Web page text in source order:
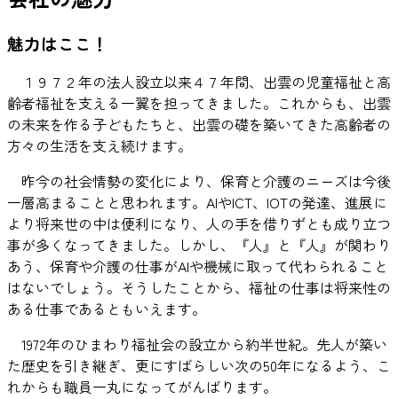
魅力はここ！
１９７２年の法人設立以来４７年間、出雲の児童福祉と高
齢者福祉を支える一翼を担ってきました。これからも、出雲
の未来を作る子どもたちと、出雲の礎を築いてきた高齢者の
方々の生活を支え続けます。
昨今の社会情勢の変化により、保育と介護のニーズは今後
一層高まることと思われます。AIやICT、IOTの発達、進展に
より将来世の中は便利になり、人の手を借りずとも成り立つ
事が多くなってきました。しかし、『人』と『人』が関わり
あう、保育や介護の仕事がAIや機械に取って代わられること
はないでしょう。そうしたことから、福祉の仕事は将来性の
ある仕事であるともいえます。
1972年のひまわり福祉会の設立から約半世紀。先人が築い
た歴史を引き継ぎ、更にすばらしい次の50年になるよう、こ
れからも職員一丸になってがんばります。